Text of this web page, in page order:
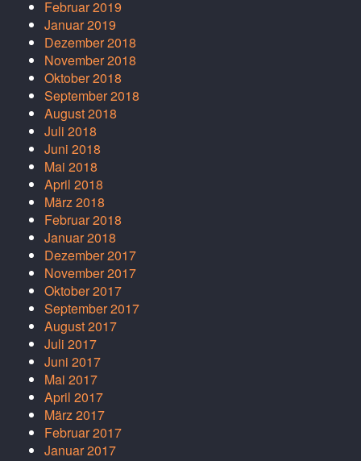
Februar 2019
Januar 2019
Dezember 2018
November 2018
Oktober 2018
September 2018
August 2018
Juli 2018
Juni 2018
Mai 2018
April 2018
März 2018
Februar 2018
Januar 2018
Dezember 2017
November 2017
Oktober 2017
September 2017
August 2017
Juli 2017
Juni 2017
Mai 2017
April 2017
März 2017
Februar 2017
Januar 2017